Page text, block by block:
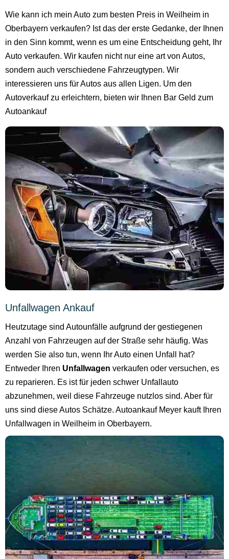
Wie kann ich mein Auto zum besten Preis in Weilheim in
Oberbayern verkaufen? Ist das der erste Gedanke, der Ihnen
in den Sinn kommt, wenn es um eine Entscheidung geht, Ihr
Auto verkaufen. Wir kaufen nicht nur eine art von Autos,
sondern auch verschiedene Fahrzeugtypen. Wir
interessieren uns für Autos aus allen Ligen. Um den
Autoverkauf zu erleichtern, bieten wir Ihnen Bar Geld zum
Autoankauf
Unfallwagen Ankauf
Heutzutage sind Autounfälle aufgrund der gestiegenen
Anzahl von Fahrzeugen auf der Straße sehr häufig. Was
werden Sie also tun, wenn Ihr Auto einen Unfall hat?
Entweder Ihren Unfallwagen verkaufen oder versuchen, es
zu reparieren. Es ist für jeden schwer Unfallauto
abzunehmen, weil diese Fahrzeuge nutzlos sind. Aber für
uns sind diese Autos Schätze. Autoankauf Meyer kauft Ihren
Unfallwagen in Weilheim in Oberbayern.